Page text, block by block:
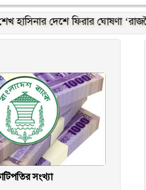
দেশে ফিরার ঘোষণা ‘রাজনৈতিক
সংখ্যা